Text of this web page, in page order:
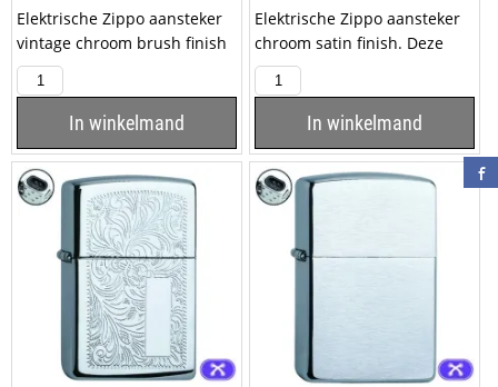
Elektrische Zippo aansteker
vintage chroom brush finish
met een dubbele arc
ontsteking. Deze...
In winkelmand
Elektrische Zippo aansteker
chroom satin finish. Deze
Zippo aansteker heeft een
mat chromen...
In winkelmand